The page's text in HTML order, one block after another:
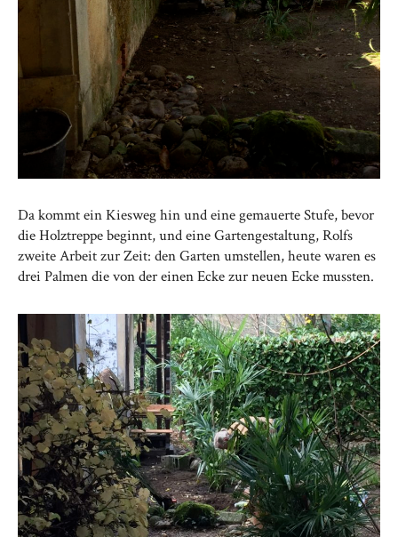
Da kommt ein Kiesweg hin und eine gemauerte Stufe, bevor
die Holztreppe beginnt, und eine Gartengestaltung, Rolfs
zweite Arbeit zur Zeit: den Garten umstellen, heute waren es
drei Palmen die von der einen Ecke zur neuen Ecke mussten.